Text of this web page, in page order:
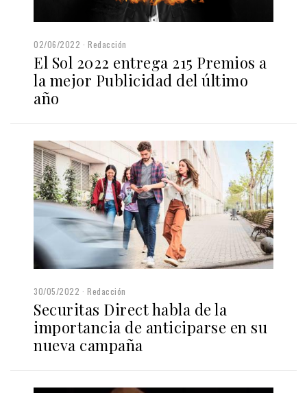
02/06/2022 Redacción
El Sol 2022 entrega 215 Premios a
la mejor Publicidad del último
año
30/05/2022 Redacción
Securitas Direct habla de la
importancia de anticiparse en su
nueva campaña